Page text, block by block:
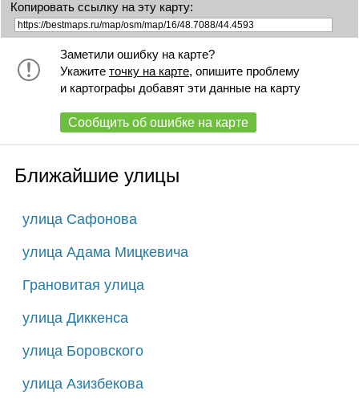
Копировать ссылку на эту карту:
Заметили ошибку на карте?
Укажите точку на карте, опишите проблему
и картографы добавят эти данные на карту
Сообщить об ошибке на карте
Ближайшие улицы
улица Сафонова
улица Адама Мицкевича
Грановитая улица
улица Диккенса
улица Боровского
улица Азизбекова